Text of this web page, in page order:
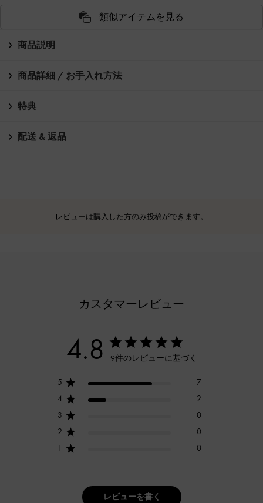
類似アイテムを見る
商品説明
商品詳細 / お手入れ方法
特典
配送 & 返品
レビューは購入した方のみ投稿ができます。
カスタマーレビュー
4.8 9件のレビューに基づく
5
7
4
2
3
0
2
0
1
0
レビューを書く